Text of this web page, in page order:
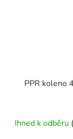
PPR koleno
Ihned k odběru